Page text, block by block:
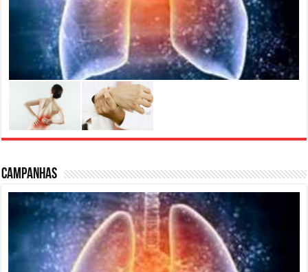
Campanhas